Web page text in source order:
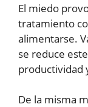
El miedo
tratamiento
alimentarse.
se reduce
productividad
De la misma